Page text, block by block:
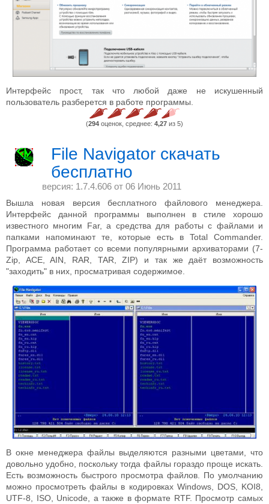
Интерфейс прост, так что любой даже не искушенный
пользователь разберется в работе программы.
(294 оценок, среднее: 4,27 из 5)
File Navigator скачать
бесплатно
версия: 1.7.4.606 от 06 Июнь 2011
Вышла новая версия бесплатного файлового менеджера.
Интерфейс данной программы выполнен в стиле хорошо
известного многим Far, а средства для работы с файлами и
папками напоминают те, которые есть в Total Commander.
Программа работает со всеми популярными архиваторами (7-
Zip, ACE, AIN, RAR, TAR, ZIP) и так же даёт возможность
"заходить" в них, просматривая содержимое.
В окне менеджера файлы выделяются разными цветами, что
довольно удобно, поскольку тогда файлы гораздо проще искать.
Есть возможность быстрого просмотра файлов. По умолчанию
можно просмотреть файлы в кодировках Windows, DOS, KOI8,
UTF-8, ISO, Unicode, а также в формате RTF. Просмотр самых